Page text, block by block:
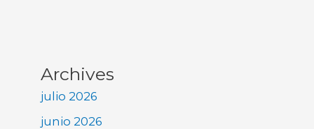
Archives
julio 2026
junio 2026